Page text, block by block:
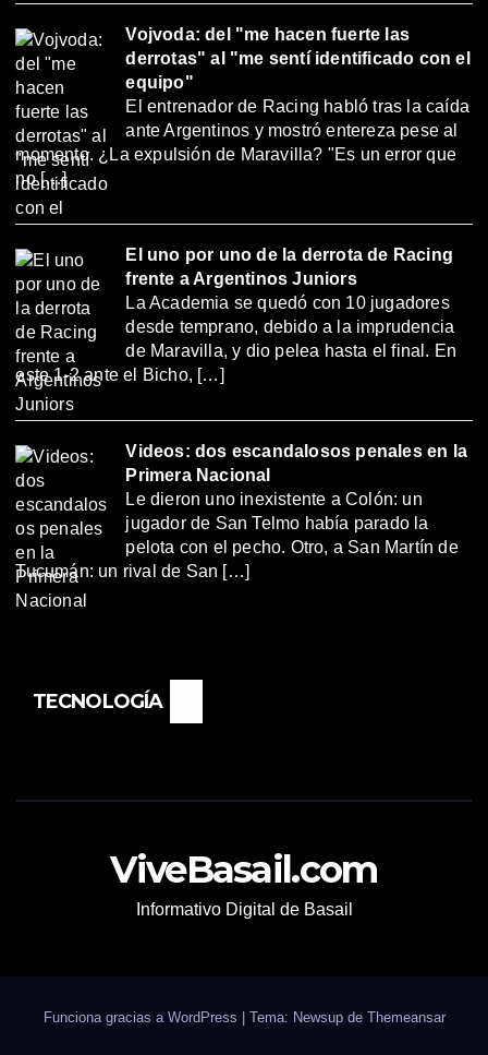
Vojvoda: del "me hacen fuerte las
derrotas" al "me sentí identificado con el
equipo"
El entrenador de Racing habló tras la caída
ante Argentinos y mostró entereza pese al
momento. ¿La expulsión de Maravilla? "Es un error que
no […]
El uno por uno de la derrota de Racing
frente a Argentinos Juniors
La Academia se quedó con 10 jugadores
desde temprano, debido a la imprudencia
de Maravilla, y dio pelea hasta el final. En
este 1-2 ante el Bicho, […]
Videos: dos escandalosos penales en la
Primera Nacional
Le dieron uno inexistente a Colón: un
jugador de San Telmo había parado la
pelota con el pecho. Otro, a San Martín de
Tucumán: un rival de San […]
TECNOLOGÍA
ViveBasail.com
Informativo Digital de Basail
Funciona gracias a WordPress | Tema: Newsup de Themeansar